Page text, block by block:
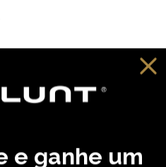
e ganhe um